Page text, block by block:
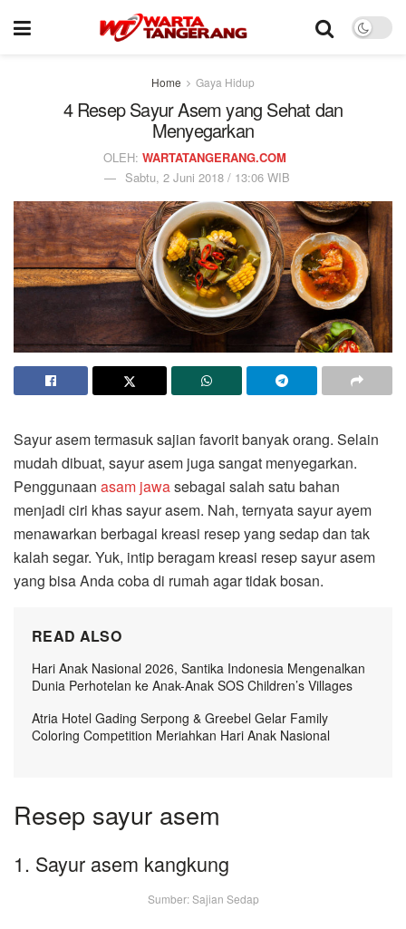
Home Gaya Hidup
4 Resep Sayur Asem yang Sehat dan
Menyegarkan
OLEH: WARTATANGERANG.COM
Sabtu, 2 Juni 2018 / 13:06 WIB
Sayur asem termasuk sajian favorit banyak orang. Selain
mudah dibuat, sayur asem juga sangat menyegarkan.
Penggunaan asam jawasebagai salah satu bahan
menjadi ciri khas sayur asem. Nah, ternyata sayur ayem
menawarkan berbagai kreasi resep yang sedap dan tak
kalah segar. Yuk, intip beragam kreasi resep sayur asem
yang bisa Anda coba di rumah agar tidak bosan.
READ ALSO
Hari Anak Nasional 2026, Santika Indonesia Mengenalkan
Dunia Perhotelan ke Anak-Anak SOS Children’s Villages
Atria Hotel Gading Serpong & Greebel Gelar Family
Coloring Competition Meriahkan Hari Anak Nasional
Resep sayur asem
1. Sayur asem kangkung
Sumber: Sajian Sedap